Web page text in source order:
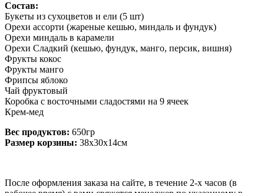
Состав:
Букеты из сухоцветов и ели (5 шт)
Орехи ассорти (жареные кешью, миндаль и фундук)
Орехи миндаль в карамели
Орехи Сладкий (кешью, фундук, манго, персик, вишня)
Фрукты кокос
Фрукты манго
Фрипсы яблоко
Чай фруктовый
Коробка с восточными сладостями на 9 ячеек
Крем-мед
Вес продуктов: 650гр
Размер корзины: 38х30х14см
После оформления заказа на сайте, в течение 2-х часов (в